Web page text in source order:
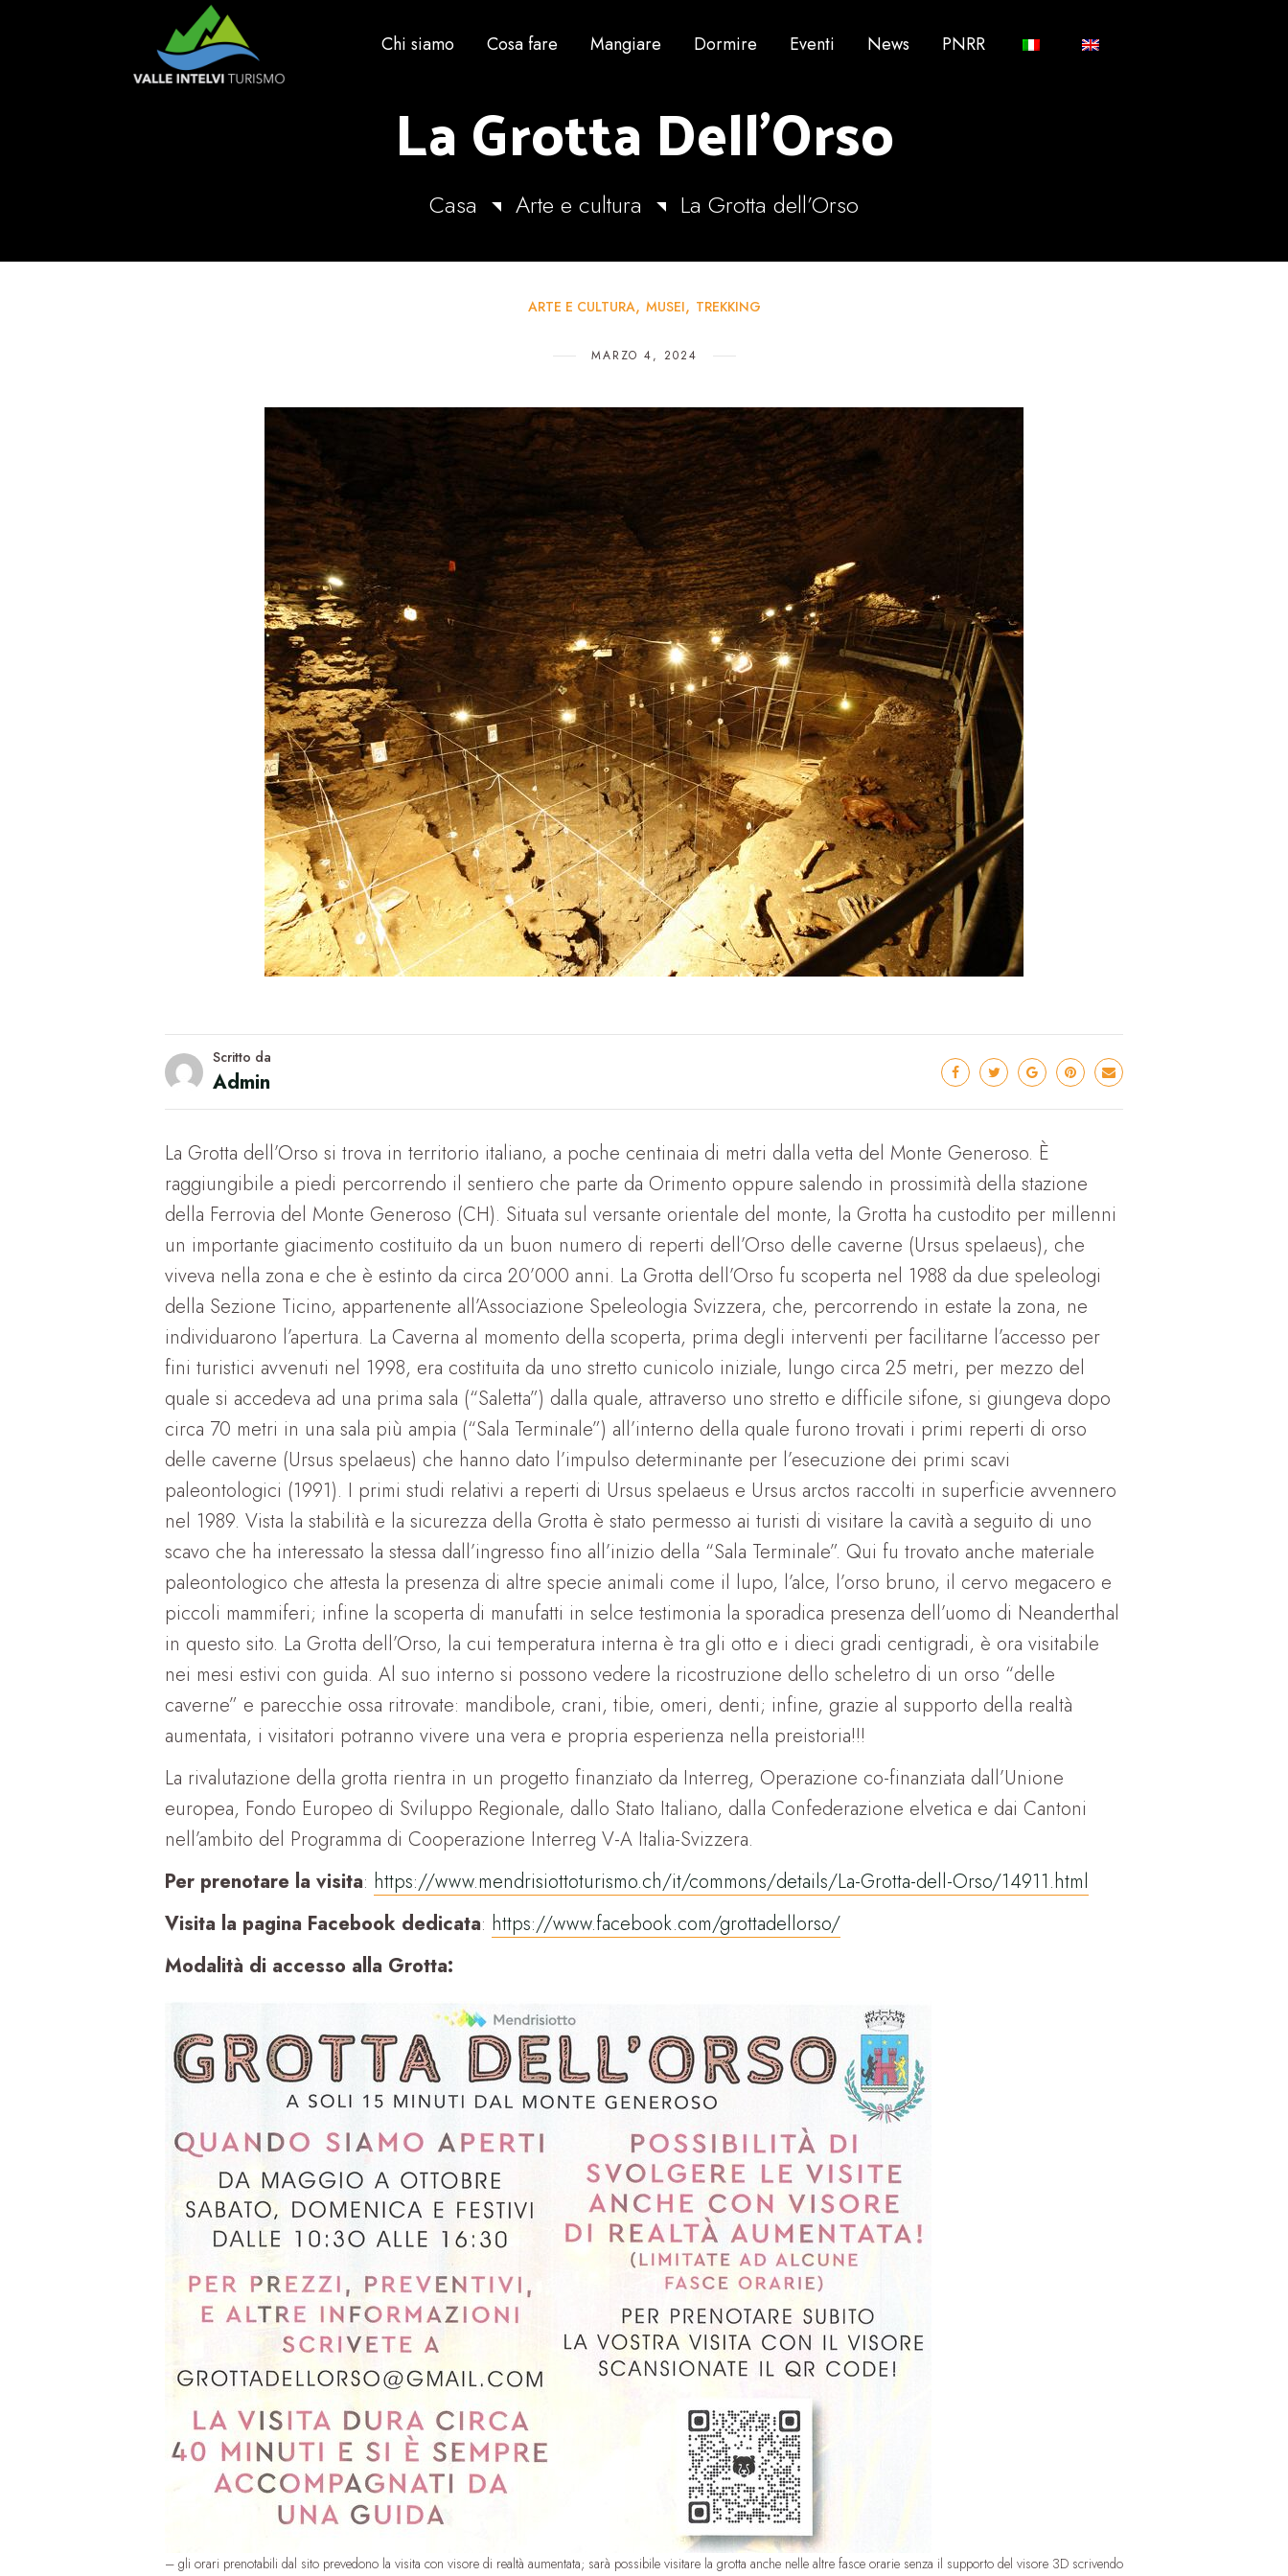
Chi siamo Cosa fare Mangiare Dormire Eventi News PNRR
La Grotta Dell’Orso
Casa Arte e cultura La Grotta dell’Orso
ARTE E CULTURA MUSEI TREKKING
MARZO 4, 2024
Scritto da
Admin
La Grotta dell’Orso si trova in territorio italiano, a poche centinaia di metri dalla vetta del Monte Generoso. È
raggiungibile a piedi percorrendo il sentiero che parte da Orimento oppure salendo in prossimità della stazione
della Ferrovia del Monte Generoso (CH). Situata sul versante orientale del monte, la Grotta ha custodito per millenni
un importante giacimento costituito da un buon numero di reperti dell’Orso delle caverne (Ursus spelaeus), che
viveva nella zona e che è estinto da circa 20’000 anni. La Grotta dell’Orso fu scoperta nel 1988 da due speleologi
della Sezione Ticino, appartenente all’Associazione Speleologia Svizzera, che, percorrendo in estate la zona, ne
individuarono l’apertura. La Caverna al momento della scoperta, prima degli interventi per facilitarne l’accesso per
fini turistici avvenuti nel 1998, era costituita da uno stretto cunicolo iniziale, lungo circa 25 metri, per mezzo del
quale si accedeva ad una prima sala (“Saletta”) dalla quale, attraverso uno stretto e difficile sifone, si giungeva dopo
circa 70 metri in una sala più ampia (“Sala Terminale”) all’interno della quale furono trovati i primi reperti di orso
delle caverne (Ursus spelaeus) che hanno dato l’impulso determinante per l’esecuzione dei primi scavi
paleontologici (1991). I primi studi relativi a reperti di Ursus spelaeus e Ursus arctos raccolti in superficie avvennero
nel 1989. Vista la stabilità e la sicurezza della Grotta è stato permesso ai turisti di visitare la cavità a seguito di uno
scavo che ha interessato la stessa dall’ingresso fino all’inizio della “Sala Terminale”. Qui fu trovato anche materiale
paleontologico che attesta la presenza di altre specie animali come il lupo, l’alce, l’orso bruno, il cervo megacero e
piccoli mammiferi; infine la scoperta di manufatti in selce testimonia la sporadica presenza dell’uomo di Neanderthal
in questo sito. La Grotta dell’Orso, la cui temperatura interna è tra gli otto e i dieci gradi centigradi, è ora visitabile
nei mesi estivi con guida. Al suo interno si possono vedere la ricostruzione dello scheletro di un orso “delle
caverne” e parecchie ossa ritrovate: mandibole, crani, tibie, omeri, denti; infine, grazie al supporto della realtà
aumentata, i visitatori potranno vivere una vera e propria esperienza nella preistoria!!!
La rivalutazione della grotta rientra in un progetto finanziato da Interreg, Operazione co-finanziata dall’Unione
europea, Fondo Europeo di Sviluppo Regionale, dallo Stato Italiano, dalla Confederazione elvetica e dai Cantoni
nell’ambito del Programma di Cooperazione Interreg V-A Italia-Svizzera.
Per prenotare la visita: https://www.mendrisiottoturismo.ch/it/commons/details/La-Grotta-dell-Orso/14911.html
Visita la pagina Facebook dedicata: https://www.facebook.com/grottadellorso/
Modalità di accesso alla Grotta:
– gli orari prenotabili dal sito prevedono la visita con visore di realtà aumentata; sarà possibile visitare la grotta anche nelle altre fasce orarie senza il supporto del visore 3D scrivendo